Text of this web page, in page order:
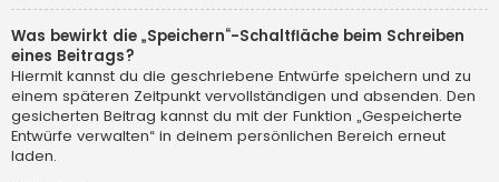
Was bewirkt die „Speichern“-Schaltfläche beim Schreiben
eines Beitrags?
Hiermit kannst du die geschriebene Entwürfe speichern und zu
einem späteren Zeitpunkt vervollständigen und absenden. Den
gesicherten Beitrag kannst du mit der Funktion „Gespeicherte
Entwürfe verwalten“ in deinem persönlichen Bereich erneut
laden.